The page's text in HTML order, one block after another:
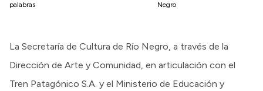
palabras
Negro
La Secretaría de Cultura de Río Negro, a través de la
Dirección de Arte y Comunidad, en articulación con el
Tren Patagónico S.A. y el Ministerio de Educación y